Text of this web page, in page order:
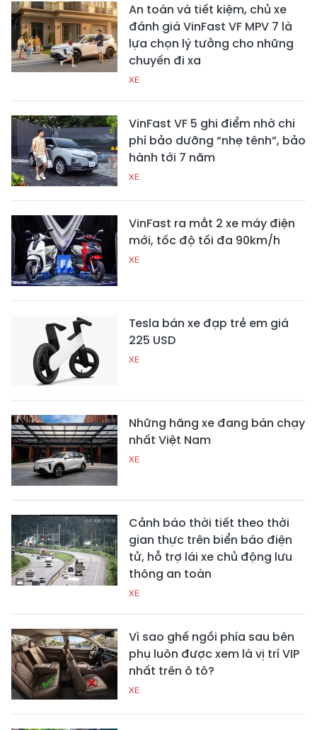
An toàn và tiết kiệm, chủ xe
đánh giá VinFast VF MPV 7 là
lựa chọn lý tưởng cho những
chuyến đi xa
XE
VinFast VF 5 ghi điểm nhờ chi
phí bảo dưỡng “nhẹ tênh”, bảo
hành tới 7 năm
XE
VinFast ra mắt 2 xe máy điện
mới, tốc độ tối đa 90km/h
XE
Tesla bán xe đạp trẻ em giá
225 USD
XE
Những hãng xe đang bán chạy
nhất Việt Nam
XE
Cảnh báo thời tiết theo thời
gian thực trên biển báo điện
tử, hỗ trợ lái xe chủ động lưu
thông an toàn
XE
Vì sao ghế ngồi phía sau bên
phụ luôn được xem là vị trí VIP
nhất trên ô tô?
XE